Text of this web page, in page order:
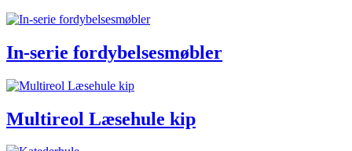
In-serie fordybelsesmøbler
Multireol Læsehule kip